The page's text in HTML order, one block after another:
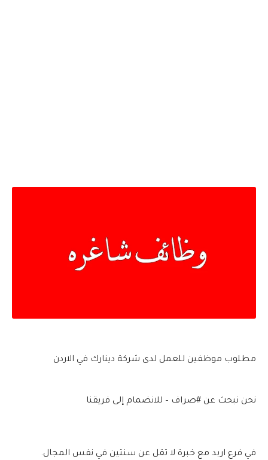
مطلوب موظفين للعمل لدى شركة دينارك في الاردن
نحن نبحث عن #صراف – للانضمام إلى فريقنا
في فرع اربد مع خبرة لا تقل عن سنتين في نفس المجال.